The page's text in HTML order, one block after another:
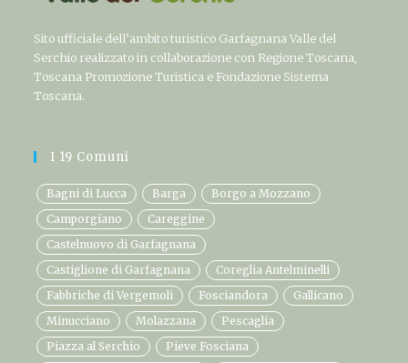
Sito ufficiale dell’ambito turistico Garfagnana Valle del
Serchio realizzato in collaborazione con Regione Toscana,
Toscana Promozione Turistica e Fondazione Sistema
Toscana.
I 19 Comuni
Bagni di Lucca Barga
Borgo a Mozzano
Camporgiano
Careggine
Castelnuovo di Garfagnana
Castiglione di Garfagnana
Coreglia Antelminelli
Fabbriche di Vergemoli
Fosciandora
Gallicano
Minucciano
Molazzana
Pescaglia
Piazza al Serchio
Pieve Fosciana